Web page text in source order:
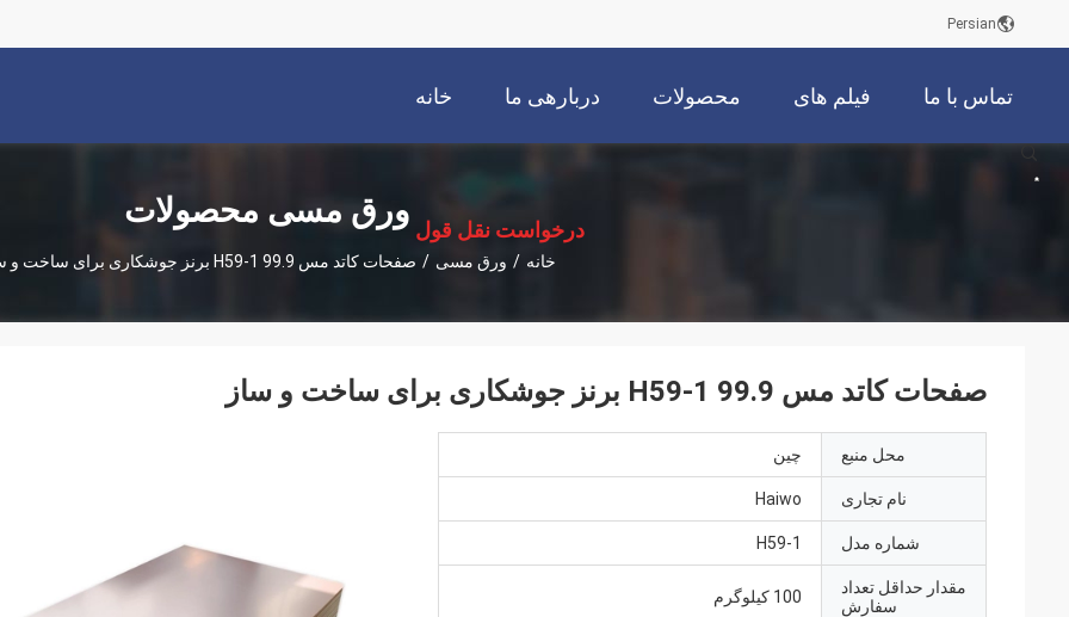
Persian
خانه دربارهی ما محصولات فیلم های تماس با ما
描
درخواست نقل قول
ورق مسی محصولات
خانه / ورق مسی / صفحات کاتد مس H59-1 99.9 برنز جوشکاری برای ساخت و ساز
صفحات کاتد مس H59-1 99.9 برنز جوشکاری برای ساخت و ساز
محل منبع چین
نام تجاری Haiwo
شماره مدل H59-1
مقدار حداقل تعداد
سفارش
100 کیلوگرم